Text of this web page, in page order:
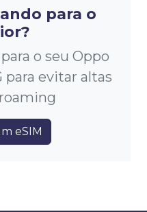
para o
o seu Oppo
para evitar altas
eSIM